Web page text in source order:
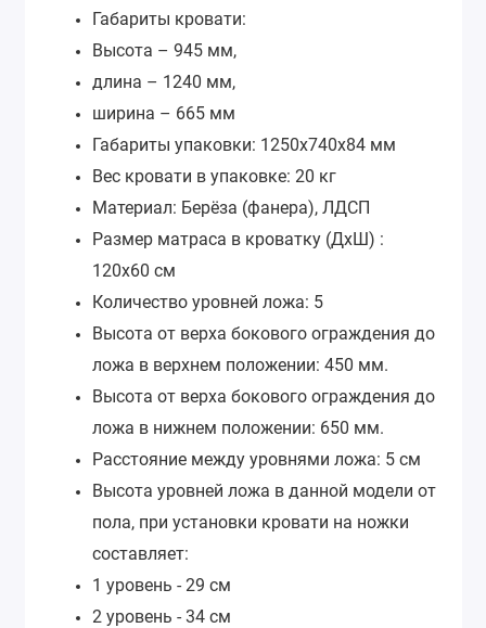
Габариты кровати:
Высота – 945 мм,
длина – 1240 мм,
ширина – 665 мм
Габариты упаковки: 1250х740х84 мм
Вес кровати в упаковке: 20 кг
Материал: Берёза (фанера), ЛДСП
Размер матраса в кроватку (ДхШ) :
120х60 см
Количество уровней ложа: 5
Высота от верха бокового ограждения до
ложа в верхнем положении: 450 мм.
Высота от верха бокового ограждения до
ложа в нижнем положении: 650 мм.
Расстояние между уровнями ложа: 5 см
Высота уровней ложа в данной модели от
пола, при установки кровати на ножки
составляет:
1 уровень - 29 см
2 уровень - 34 см